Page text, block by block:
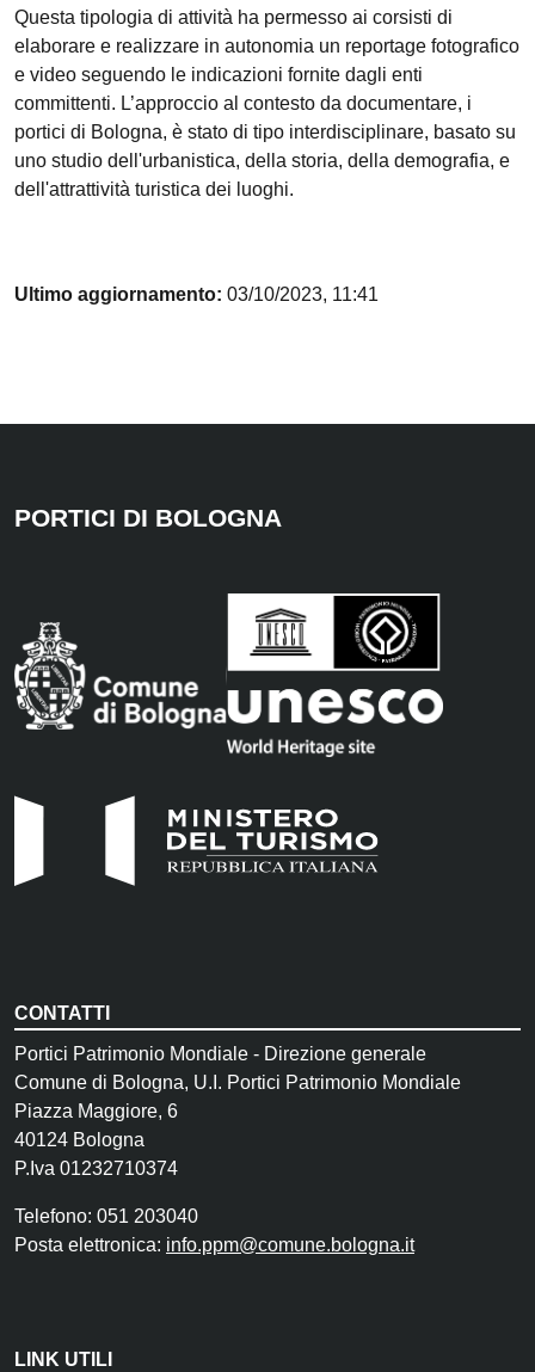
Questa tipologia di attività ha permesso ai corsisti di
elaborare e realizzare in autonomia un reportage fotografico
e video seguendo le indicazioni fornite dagli enti
committenti. L’approccio al contesto da documentare, i
portici di Bologna, è stato di tipo interdisciplinare, basato su
uno studio dell'urbanistica, della storia, della demografia, e
dell'attrattività turistica dei luoghi.
Ultimo aggiornamento: 03/10/2023, 11:41
PORTICI DI BOLOGNA
CONTATTI
Portici Patrimonio Mondiale - Direzione generale
Comune di Bologna, U.I. Portici Patrimonio Mondiale
Piazza Maggiore, 6
40124 Bologna
P.Iva 01232710374
Telefono: 051 203040
Posta elettronica: info.ppm@comune.bologna.it
LINK UTILI